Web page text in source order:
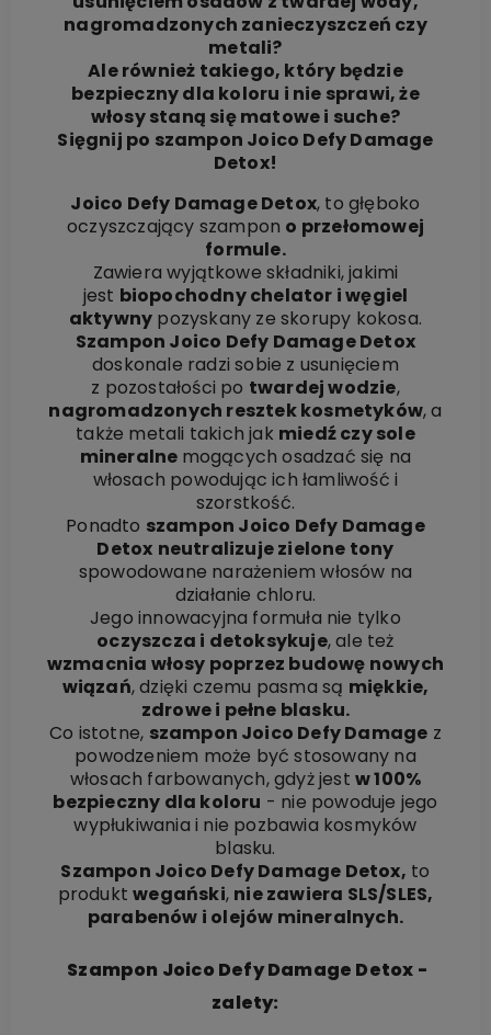
nagromadzonych zanieczyszczeń czy
metali?
Ale również takiego, który będzie
bezpieczny dla koloru i nie sprawi, że
włosy staną się matowe i suche?
Sięgnij po szampon Joico Defy Damage
Detox!
Joico Defy Damage Detox, to głęboko
oczyszczający szampon o przełomowej
formule.
Zawiera wyjątkowe składniki, jakimi
jest biopochodny chelator i węgiel
aktywny pozyskany ze skorupy kokosa.
Szampon Joico Defy Damage Detox
doskonale radzi sobie z usunięciem
z pozostałości po twardej wodzie,
nagromadzonych resztek kosmetyków, a
także metali takich jak miedź czy sole
mineralne mogących osadzać się na
włosach powodując ich łamliwość i
szorstkość.
Ponadto szampon Joico Defy Damage
Detox neutralizuje zielone tony
spowodowane narażeniem włosów na
działanie chloru.
Jego innowacyjna formuła nie tylko
oczyszcza i detoksykuje, ale też
wzmacnia włosy poprzez budowę nowych
wiązań, dzięki czemu pasma są miękkie,
zdrowe i pełne blasku.
Co istotne, szampon Joico Defy Damage z
powodzeniem może być stosowany na
włosach farbowanych, gdyż jest w 100%
bezpieczny dla koloru - nie powoduje jego
wypłukiwania i nie pozbawia kosmyków
blasku.
Szampon Joico Defy Damage Detox, to
produktwegański, nie zawiera SLS/SLES,
parabenów i olejów mineralnych.
Szampon Joico Defy Damage Detox -
zalety: